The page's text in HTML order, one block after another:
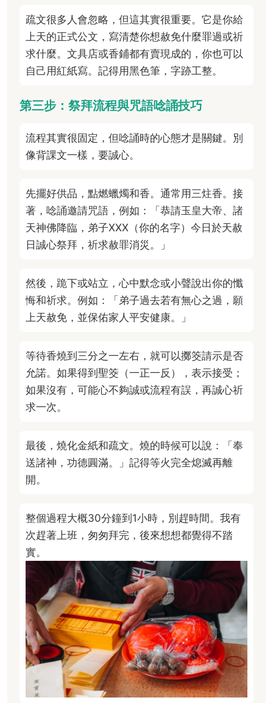
疏文很多人會忽略，但這其實很重要。它是你給
上天的正式公文，寫清楚你想赦免什麼罪過或祈
求什麼。文具店或香鋪都有賣現成的，你也可以
自己用紅紙寫。記得用黑色筆，字跡工整。
第三步：祭拜流程與咒語唸誦技巧
流程其實很固定，但唸誦時的心態才是關鍵。別
像背課文一樣，要誠心。
先擺好供品，點燃蠟燭和香。通常用三炷香。接
著，唸誦邀請咒語，例如：「恭請玉皇大帝、諸
天神佛降臨，弟子XXX（你的名字）今日於天赦
日誠心祭拜，祈求赦罪消災。」
然後，跪下或站立，心中默念或小聲說出你的懺
悔和祈求。例如：「弟子過去若有無心之過，願
上天赦免，並保佑家人平安健康。」
等待香燒到三分之一左右，就可以擲筊請示是否
允諾。如果得到聖筊（一正一反），表示接受；
如果沒有，可能心不夠誠或流程有誤，再誠心祈
求一次。
最後，燒化金紙和疏文。燒的時候可以說：「奉
送諸神，功德圓滿。」記得等火完全熄滅再離
開。
整個過程大概30分鐘到1小時，別趕時間。我有
次趕著上班，匆匆拜完，後來想想都覺得不踏
實。